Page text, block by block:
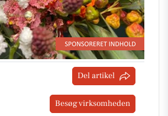
Del artikel
Besøg virksomheden